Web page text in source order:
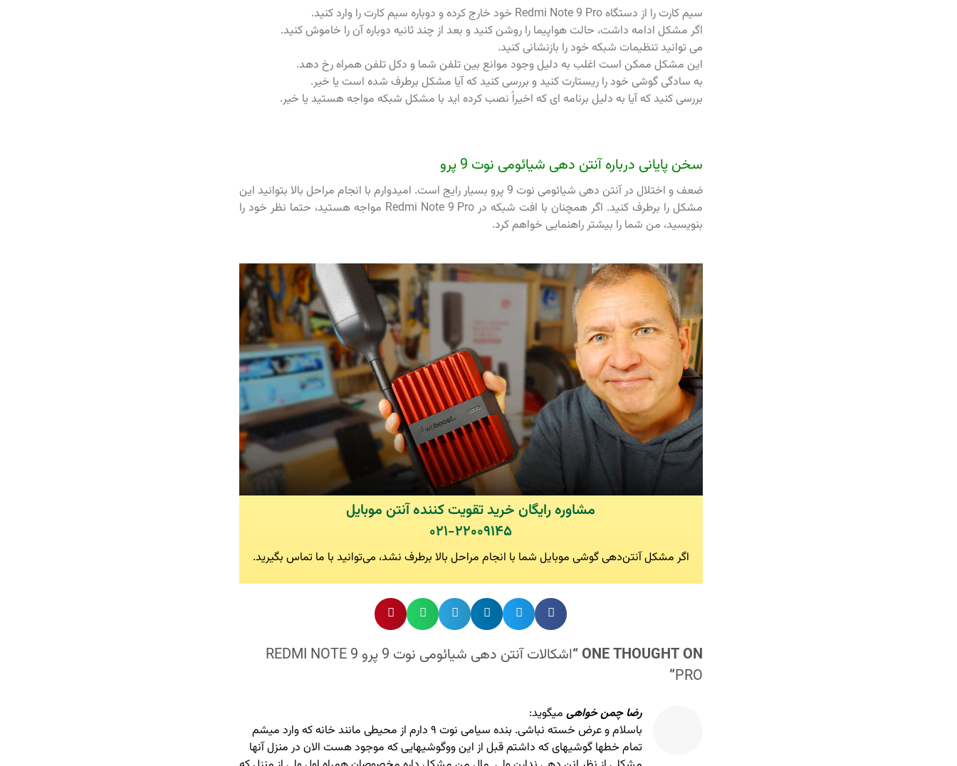
سیم کارت را از دستگاه Redmi Note 9 Pro خود خارج کرده و دوباره سیم کارت را وارد کنید.
اگر مشکل ادامه داشت، حالت هواپیما را روشن کنید و بعد از چند ثانیه دوباره آن را خاموش کنید.
می توانید تنظیمات شبکه خود را بازنشانی کنید.
این مشکل ممکن است اغلب به دلیل وجود موانع بین تلفن شما و دکل تلفن همراه رخ دهد.
به سادگی گوشی خود را ریستارت کنید و بررسی کنید که آیا مشکل برطرف شده است یا خیر.
بررسی کنید که آیا به دلیل برنامه ای که اخیراً نصب کرده اید با مشکل شبکه مواجه هستید یا خیر.
سخن پایانی درباره آنتن دهی شیائومی نوت 9 پرو
ضعف و اختلال در آنتن دهی شیائومی نوت 9 پرو بسیار رایج است. امیدوارم با انجام مراحل بالا بتوانید این
مشکل را برطرف کنید. اگر همچنان با افت شبکه در Redmi Note 9 Pro مواجه هستید، حتما نظر خود را
بنویسید، من شما را بیشتر راهنمایی خواهم کرد.
مشاوره رایگان خرید تقویت کننده آنتن موبایل
۰۲۱-۲۲۰۰۹۱۴۵
اگر مشکل آنتن‌دهی گوشی موبایل شما با انجام مراحل بالا برطرف نشد، می‌توانید با ما تماس بگیرید.
ONE THOUGHT ON “
اشکالات آنتن دهی شیائومی نوت 9 پرو REDMI NOTE 9
PRO
”
رضا چمن خواهی میگوید:
باسلام و عرض خسته نباشی. بنده سیامی نوت ۹ دارم از محیطی مانند خانه که وارد میشم
تمام خطها گوشیهای که داشتم قبل از این ووگوشیهایی که موجود هست الان در منزل آنها